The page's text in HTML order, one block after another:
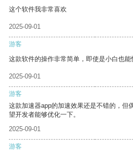
这个软件我非常喜欢
2025-09-01
游客
这款软件的操作非常简单，即使是小白也能
2025-09-01
游客
这款加速器app的加速效果还是不错的，但
望开发者能够优化一下。
2025-09-01
游客